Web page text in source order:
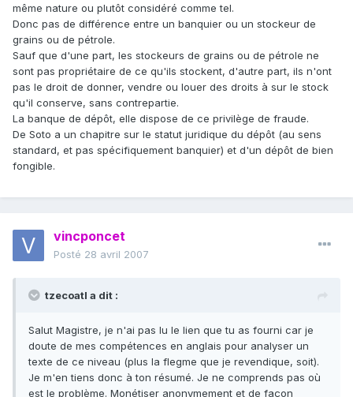
même nature ou plutôt considéré comme tel.
Donc pas de différence entre un banquier ou un stockeur de
grains ou de pétrole.
Sauf que d'une part, les stockeurs de grains ou de pétrole ne
sont pas propriétaire de ce qu'ils stockent, d'autre part, ils n'ont
pas le droit de donner, vendre ou louer des droits à sur le stock
qu'il conserve, sans contrepartie.
La banque de dépôt, elle dispose de ce privilège de fraude.
De Soto a un chapitre sur le statut juridique du dépôt (au sens
standard, et pas spécifiquement banquier) et d'un dépôt de bien
fongible.
vincponcet
Posté 28 avril 2007
tzecoatl a dit :
Salut Magistre, je n'ai pas lu le lien que tu as fourni car je
doute de mes compétences en anglais pour analyser un
texte de ce niveau (plus la flegme que je revendique, soit).
Je m'en tiens donc à ton résumé. Je ne comprends pas où
est le problème. Monétiser anonymement et de façon